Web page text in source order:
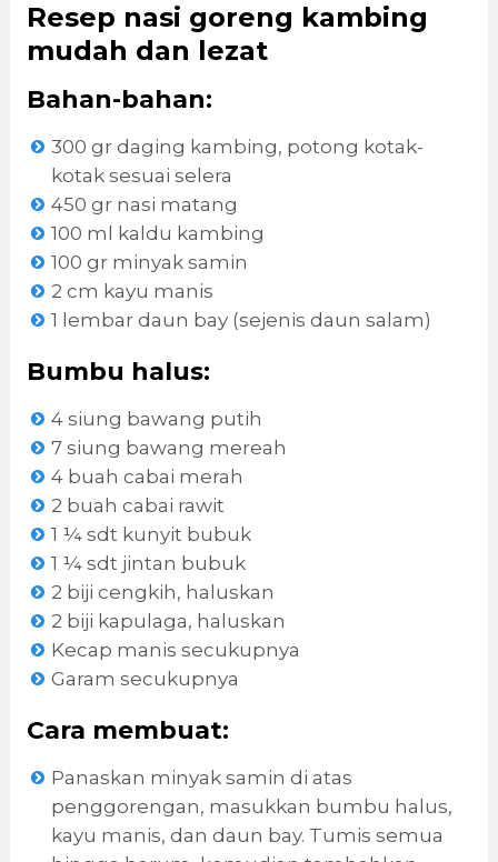
Resep nasi goreng kambing
mudah dan lezat
Bahan-bahan:
300 gr daging kambing, potong kotak-
kotak sesuai selera
450 gr nasi matang
100 ml kaldu kambing
100 gr minyak samin
2 cm kayu manis
1 lembar daun bay (sejenis daun salam)
Bumbu halus:
4 siung bawang putih
7 siung bawang mereah
4 buah cabai merah
2 buah cabai rawit
1 ¼ sdt kunyit bubuk
1 ¼ sdt jintan bubuk
2 biji cengkih, haluskan
2 biji kapulaga, haluskan
Kecap manis secukupnya
Garam secukupnya
Cara membuat:
Panaskan minyak samin di atas
penggorengan, masukkan bumbu halus,
kayu manis, dan daun bay. Tumis semua